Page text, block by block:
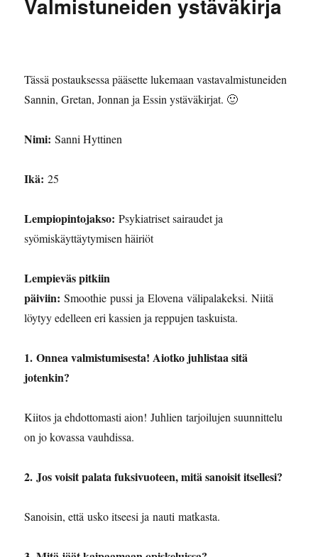
Valmistuneiden ystäväkirja
Tässä postauksessa pääsette lukemaan vastavalmistuneiden
Sannin, Gretan, Jonnan ja Essin ystäväkirjat. 🙂
Nimi: Sanni Hyttinen
Ikä: 25
Lempiopintojakso: Psykiatriset sairaudet ja
syömiskäyttäytymisen häiriöt
Lempieväs pitkiin
päiviin: Smoothie pussi ja Elovena välipalakeksi. Niitä
löytyy edelleen eri kassien ja reppujen taskuista.
1. Onnea valmistumisesta! Aiotko juhlistaa sitä
jotenkin?
Kiitos ja ehdottomasti aion! Juhlien tarjoilujen suunnittelu
on jo kovassa vauhdissa.
2. ⁠Jos voisit palata fuksivuoteen, mitä sanoisit itsellesi?
Sanoisin, että usko itseesi ja nauti matkasta.